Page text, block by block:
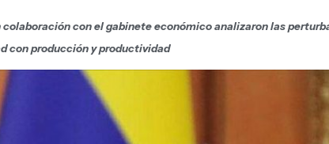
con el gabinete económico analizaron las
con producción y productividad